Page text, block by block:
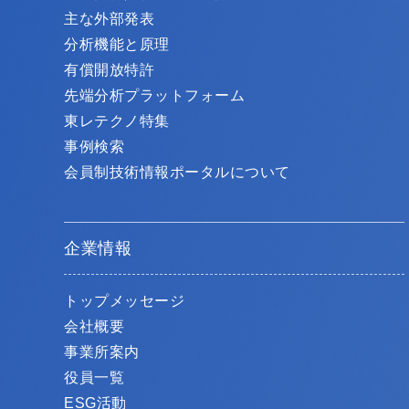
主な外部発表
分析機能と原理
有償開放特許
先端分析プラットフォーム
東レテクノ特集
事例検索
会員制技術情報ポータルについて
企業情報
トップメッセージ
会社概要
事業所案内
役員一覧
ESG活動